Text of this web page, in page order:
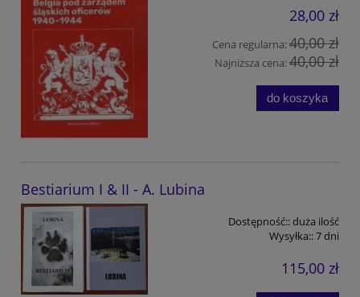
28,00 zł
Cena regularna:40,00 zł
Najniższa cena:40,00 zł
do koszyka
Bestiarium I & II - A. Lubina
Dostępność::duża ilość
Wysyłka::7 dni
115,00 zł